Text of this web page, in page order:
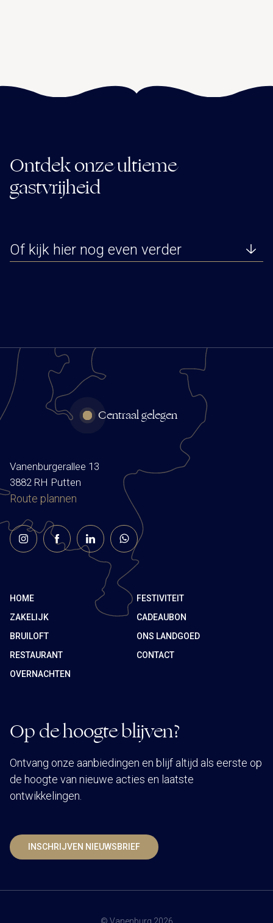
Ontdek onze ultieme
gastvrijheid
Of kijk hier nog even verder
Centraal gelegen
Vanenburgerallee 13
3882 RH Putten
Route plannen
HOME
FESTIVITEIT
ZAKELIJK
CADEAUBON
BRUILOFT
ONS LANDGOED
RESTAURANT
CONTACT
OVERNACHTEN
Op de hoogte blijven?
Ontvang onze aanbiedingen en blijf altijd als eerste op
de hoogte van nieuwe acties en laatste
ontwikkelingen.
INSCHRIJVEN NIEUWSBRIEF
© Vanenburg 2026